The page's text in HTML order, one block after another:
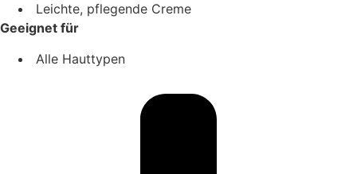
Leichte, pflegende Creme
Geeignet für
Alle Hauttypen